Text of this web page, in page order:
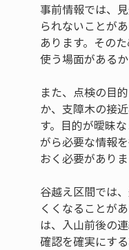
事前情報では、
られないことが
あります。その
使う場面がある
また、点検の目
か、支障木の接
す。目的が曖昧
がら必要な情報
おく必要がありま
谷越え区間では
くくなることが
は、入山前後の
確認を確実にす